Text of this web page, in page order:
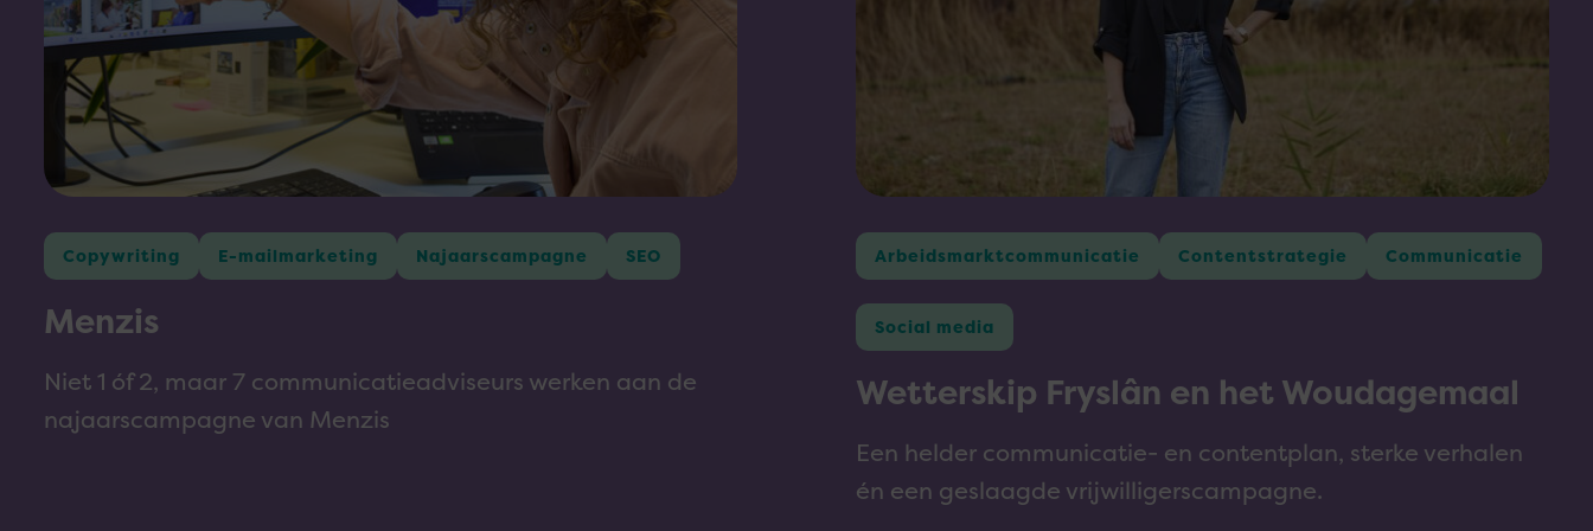
Copywriting E-mailmarketing Najaarscampagne SEO
Menzis
Niet 1 óf 2, maar 7 communicatieadviseurs werken aan de
najaarscampagne van Menzis
Arbeidsmarktcommunicatie Contentstrategie Communicatie
Social media
Wetterskip Fryslân en het Woudagemaal
Een helder communicatie- en contentplan, sterke verhalen
én een geslaagde vrijwilligerscampagne.